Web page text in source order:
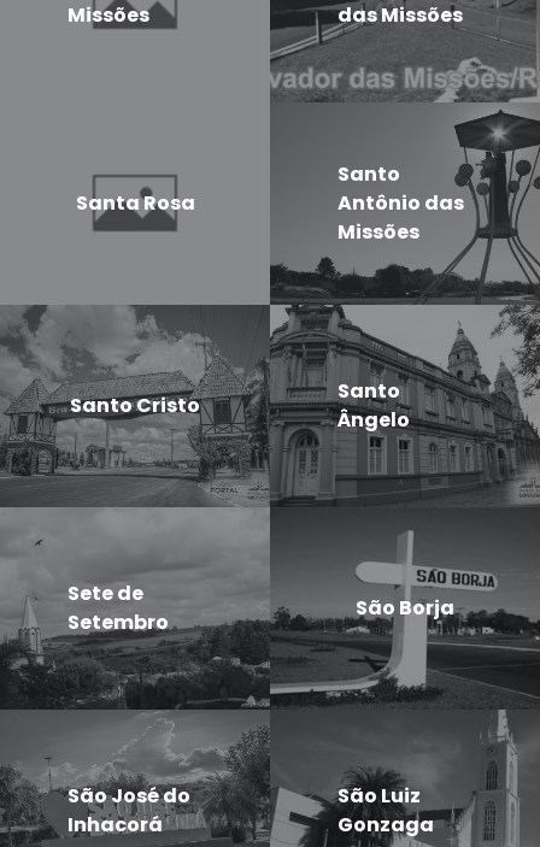
Missões das Missões
Santa Rosa
Santo
Antônio das
Missões
Santo Cristo
Santo
Ângelo
Sete de
Setembro
São Borja
São José do
Inhacorá
São Luiz
Gonzaga